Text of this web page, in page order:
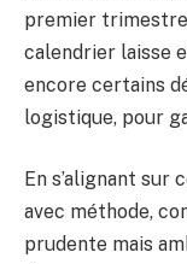
premier
calendrier laisse
encore certains
logistique, pour
En s’alignant sur
avec méthode,
prudente mais